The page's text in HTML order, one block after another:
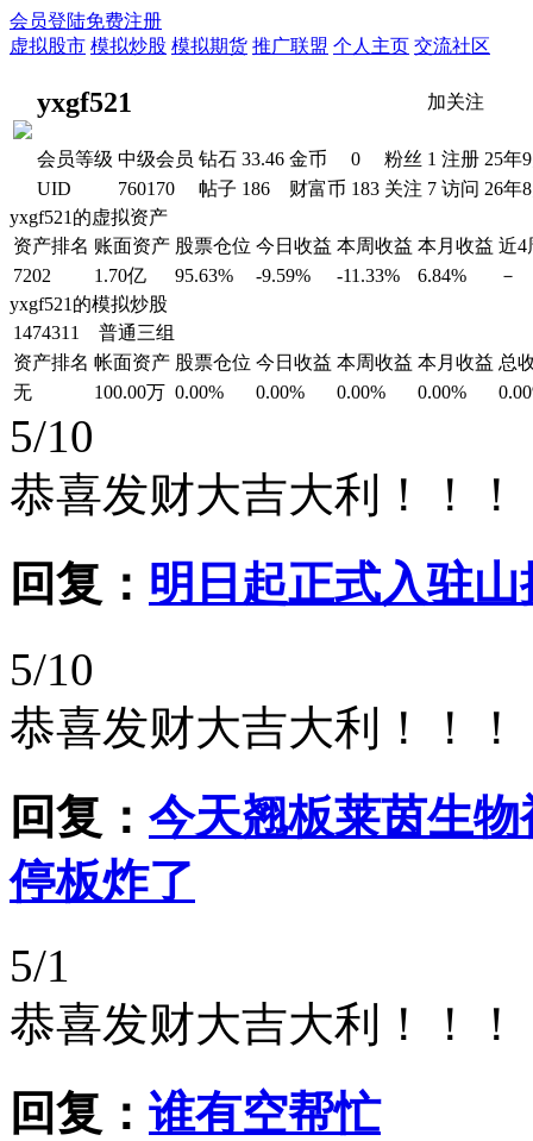
会员登陆免费注册
虚拟股市 模拟炒股 模拟期货 推广联盟 个人主页 交流社区
yxgf521 加关注
会员等级 中级会员 钻石 33.46 金币 0 粉丝 1 注册 25年
UID
760170 帖子 186 财富币 183 关注 7 访问 26年
yxgf521的虚拟资产
资产排名 账面资产 股票仓位 今日收益 本周收益 本月收益 近4
7202
1.70亿 95.63% -9.59% -11.33% 6.84%
－
yxgf521的模拟炒股
1474311 普通三组
资产排名 帐面资产 股票仓位 今日收益 本周收益 本月收益 总
无
100.00万 0.00% 0.00% 0.00% 0.00%
5/10
恭喜发财大吉大利！！！
回复： 明日起正式入驻
5/10
恭喜发财大吉大利！！！
回复： 今天翘板莱茵生
停板炸了
5/1
恭喜发财大吉大利！！！
回复： 谁有空帮忙